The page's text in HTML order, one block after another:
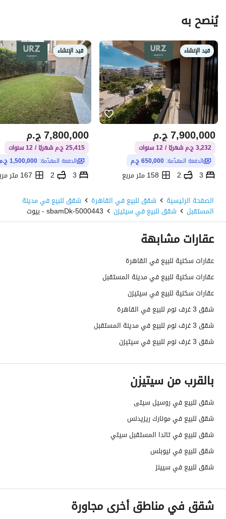
يُنصح به
قيد الإنشاء
ج.م7,900,000
3,232 ج.م شهريًا / 12 سنوات
الدفعة المقدّمة: 650,000 ج.م
3
2
158 متر مربع
قيد الإنشاء
ج.م7,800,000
25,415 ج.م شهريًا / 12 سنوات
الدفعة المقدّمة: 1,500,000 ج.م
3
2
167 متر مربع
الصفحة الرئيسية
شقق للبيع في القاهرة شقق للبيع في مدينة
المستقبل شقق للبيع في سيتيزن 5000443-sbamDk - بيوت
عقارات مشابهة
عقارات سكنية للبيع في القاهرة
عقارات سكنية للبيع في مدينة المستقبل
عقارات سكنية للبيع في سيتيزن
شقق 3 غرف نوم للبيع في القاهرة
شقق 3 غرف نوم للبيع في مدينة المستقبل
شقق 3 غرف نوم للبيع في سيتيزن
بالقرب من سيتيزن
شقق للبيع في روسيل سيتى
شقق للبيع في مونارك ريزيدنس
شقق للبيع في تالدا المستقبل سيتي
شقق للبيع في نيوبلس
شقق للبيع في سيينز
شقق في مناطق أخرى مجاورة